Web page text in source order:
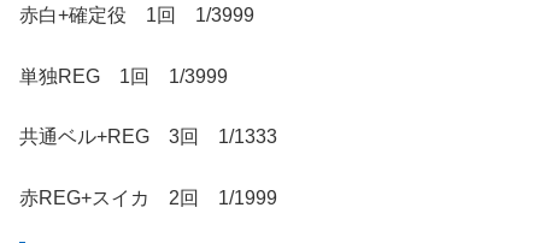
赤白+確定役 1回 1/3999
単独REG 1回 1/3999
共通ベル+REG 3回 1/1333
赤REG+スイカ 2回 1/1999